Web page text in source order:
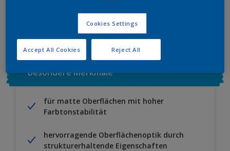
Zu Projekt hinzufügen EINEN HÄNDLER FINDEN
Besondere Merkmale
für matte Oberflächen mit hoher
Farbtonstabilität
hervorragende Oberflächenoptik durch
strukturerhaltende Eigenschaften
Cookies Settings
Reject All
Accept All Cookies